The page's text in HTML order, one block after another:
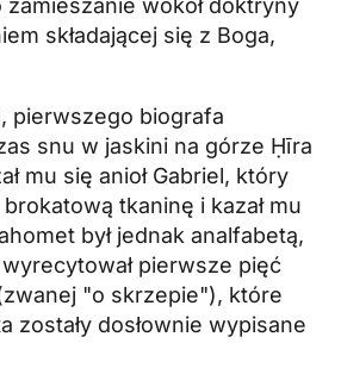
składającej się z Boga,
pierwszego biografa
snu w jaskini na górze Ḥīra
mu się anioł Gabriel, który
tkaninę i kazał mu
był jednak analfabetą,
pierwsze pięć
"o skrzepie"), które
zostały dosłownie wypisane